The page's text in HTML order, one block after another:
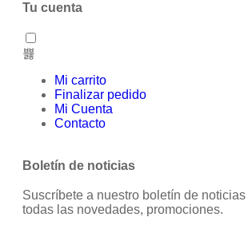
Tu cuenta
Mi carrito
Finalizar pedido
Mi Cuenta
Contacto
Boletín de noticias
Suscríbete a nuestro boletín de
todas las novedades, promociones.